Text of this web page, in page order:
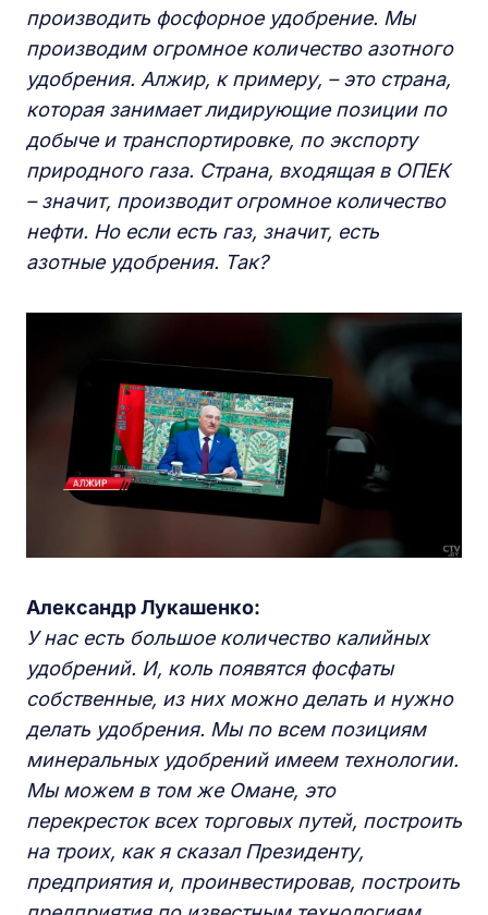
производить фосфорное удобрение. Мы
производим огромное количество азотного
удобрения. Алжир, к примеру, – это страна,
которая занимает лидирующие позиции по
добыче и транспортировке, по экспорту
природного газа. Страна, входящая в ОПЕК
– значит, производит огромное количество
нефти. Но если есть газ, значит, есть
азотные удобрения. Так?
Александр Лукашенко:
У нас есть большое количество калийных
удобрений. И, коль появятся фосфаты
собственные, из них можно делать и нужно
делать удобрения. Мы по всем позициям
минеральных удобрений имеем технологии.
Мы можем в том же Омане, это
перекресток всех торговых путей, построить
на троих, как я сказал Президенту,
предприятия и, проинвестировав, построить